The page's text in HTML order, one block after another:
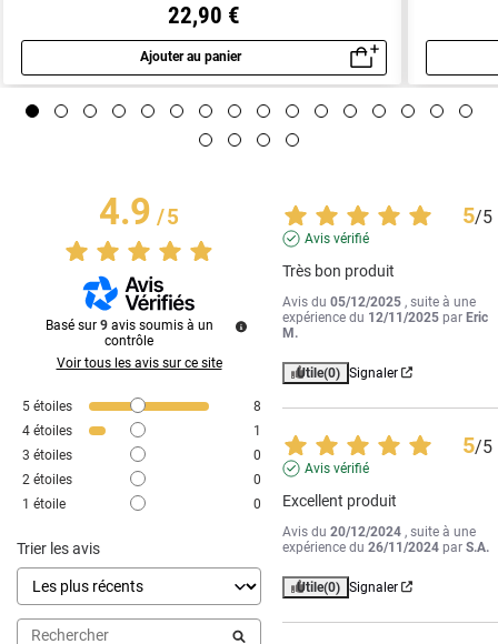
22,90 €
Ajouter au panier
Aperçu rapide
4.9/5
Basé sur 9 avis soumis à un
contrôle
Voir tous les avis sur ce site
5 étoiles
8
4 étoiles
1
3 étoiles
0
2 étoiles
0
1 étoile 0
Trier les avis
5/5
Avis vérifié
Très bon produit
Avis du05/12/2025 , suite à une
expérience du 12/11/2025 parEric
M.
Utile(0) Signaler
5/5
Avis vérifié
Excellent produit
Avis du20/12/2024 , suite à une
expérience du26/11/2024 parS.A.
Utile(0) Signaler